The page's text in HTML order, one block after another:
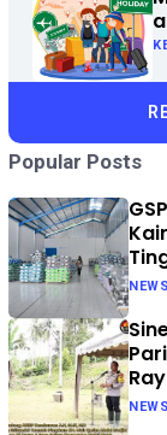
Popular Posts
NEWS
NEWS